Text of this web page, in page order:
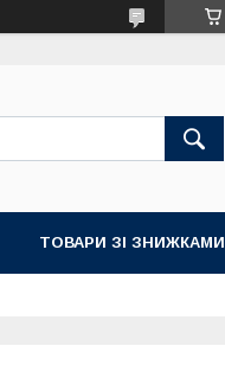
ТОВАРИ ЗІ ЗНИЖКАМИ